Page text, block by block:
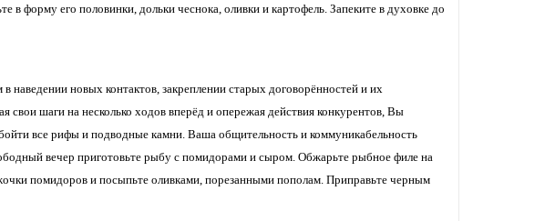
в форму его половинки, дольки чеснока, оливки и картофель. Запеките в духовке до
новых контактов, закреплении старых договорённостей и их
шаги на несколько ходов вперёд и опережая действия конкурентов, Вы
все рифы и подводные камни. Ваша общительность и коммуникабельность
вечер приготовьте рыбу с помидорами и сыром. Обжарьте рыбное филе на
помидоров и посыпьте оливками, порезанными пополам. Приправьте черным